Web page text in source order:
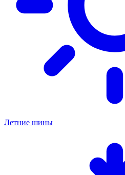
Летние шины